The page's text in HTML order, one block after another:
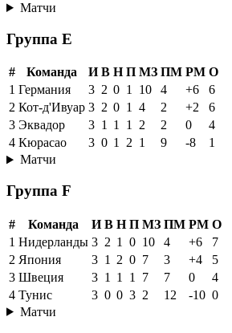
Матчи
Группа E
# Команда И В Н П МЗ ПМ РМ О
1 Германия 3 2 0 1 10 4 +6
6
2 Кот-д'Ивуар 3 2 0 1 4 2 +2
6
3 Эквадор 3 1 1 1 2 2 0
4
4 Кюрасао 3 0 1 2 1 9 -8
1
Матчи
Группа F
# Команда И В Н П МЗ ПМ РМ О
1 Нидерланды 3 2 1 0 10 4 +6
7
2 Япония 3 1 2 0 7 3 +4
5
3 Швеция 3 1 1 1 7 7 0
4
4 Тунис 3 0 0 3 2 12 -10 0
Матчи